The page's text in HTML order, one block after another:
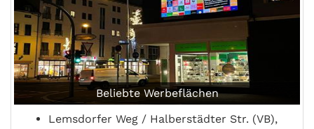
Beliebte Werbeflächen
Lemsdorfer Weg / Halberstädter Str. (VB),